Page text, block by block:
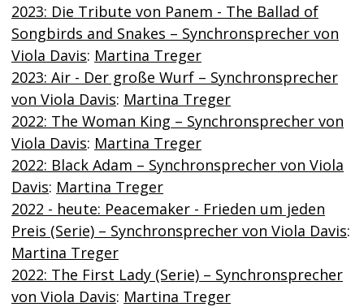
2023: Die Tribute von Panem - The Ballad of
Songbirds and Snakes – Synchronsprecher von
Viola Davis: Martina Treger
2023: Air - Der große Wurf – Synchronsprecher
von Viola Davis: Martina Treger
2022: The Woman King – Synchronsprecher von
Viola Davis: Martina Treger
2022: Black Adam – Synchronsprecher von Viola
Davis: Martina Treger
2022 - heute: Peacemaker - Frieden um jeden
Preis (Serie) – Synchronsprecher von Viola Davis:
Martina Treger
2022: The First Lady (Serie) – Synchronsprecher
von Viola Davis: Martina Treger